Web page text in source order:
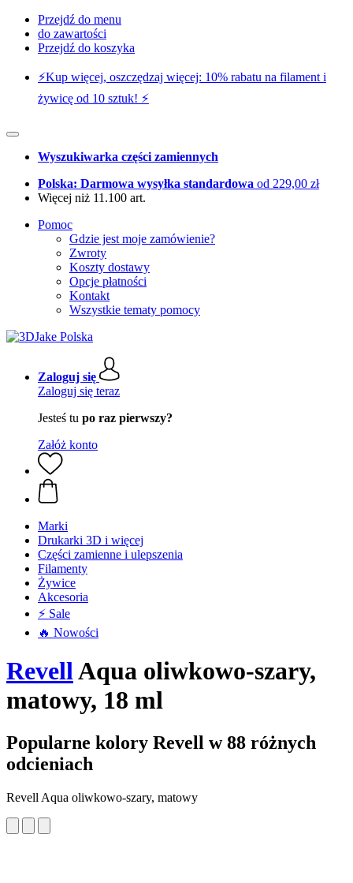
Przejdź do menu
do zawartości
Przejdź do koszyka
⚡️Kup więcej, oszczędzaj więcej: 10% rabatu na filament i
żywicę od 10 sztuk! ⚡️
Wyszukiwarka części zamiennych
Polska: Darmowa wysyłka standardowa od 229,00 zł
Więcej niż 11.100 art.
Pomoc
Gdzie jest moje zamówienie?
Zwroty
Koszty dostawy
Opcje płatności
Kontakt
Wszystkie tematy pomocy
Zaloguj się
Zaloguj się teraz
Jesteś tu po raz pierwszy?
Załóż konto
Marki
Drukarki 3D i więcej
Części zamienne i ulepszenia
Filamenty
Żywice
Akcesoria
⚡ Sale
🔥 Nowości
RevellAqua oliwkowo-szary,
matowy, 18 ml
Popularne kolory Revell w 88 różnych
odcieniach
Revell Aqua oliwkowo-szary, matowy